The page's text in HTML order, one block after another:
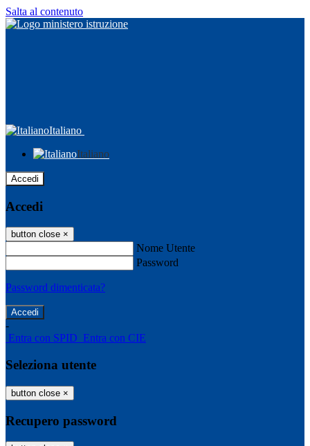
Salta al contenuto
Italiano
Italiano
Accedi
Accedi
button close ×
Nome Utente
Password
Password dimenticata?
-
Entra con SPID Entra con CIE
Seleziona utente
button close ×
Recupero password